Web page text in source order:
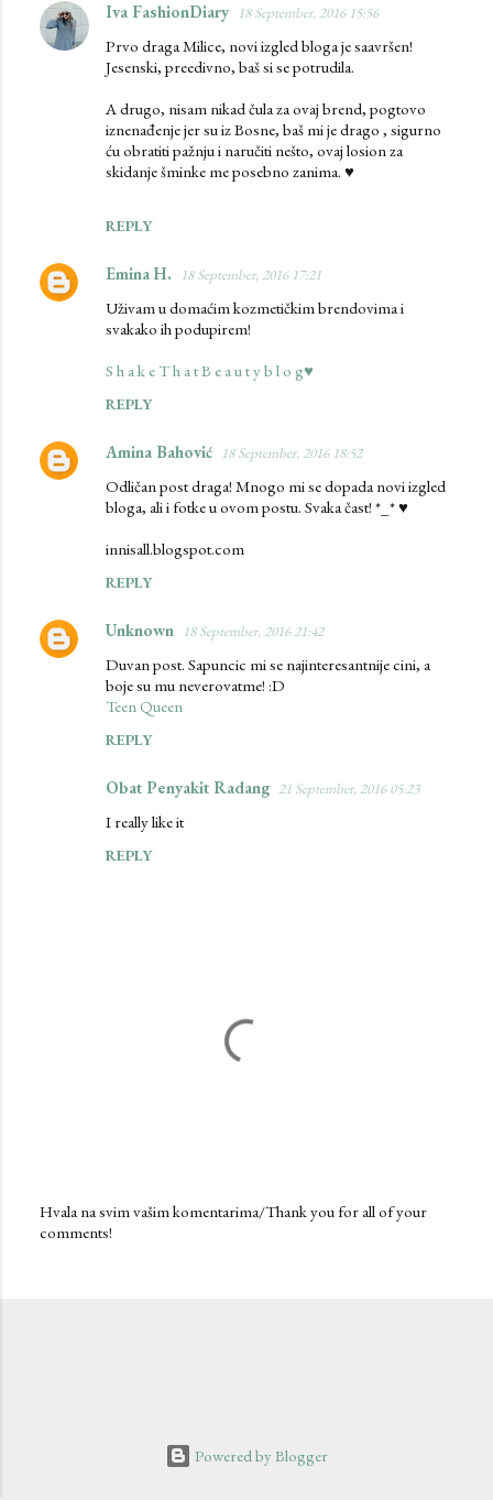
Iva FashionDiary 18 September, 2016 15:56
Prvo draga Milice, novi izgled bloga je saavršen!
Jesenski, preedivno, baš si se potrudila.
A drugo, nisam nikad čula za ovaj brend, pogtovo
iznenađenje jer su iz Bosne, baš mi je drago , sigurno
ću obratiti pažnju i naručiti nešto, ovaj losion za
skidanje šminke me posebno zanima. ♥
REPLY
Emina H. 18 September, 2016 17:21
Uživam u domaćim kozmetičkim brendovima i
svakako ih podupirem!
S h a k e T h a t B e a u t y b l o g♥
REPLY
Amina Bahović 18 September, 2016 18:52
Odličan post draga! Mnogo mi se dopada novi izgled
bloga, ali i fotke u ovom postu. Svaka čast! *_* ♥
innisall.blogspot.com
REPLY
Unknown 18 September, 2016 21:42
Duvan post. Sapuncic mi se najinteresantnije cini, a
boje su mu neverovatme! :D
Teen Queen
REPLY
Obat Penyakit Radang 21 September, 2016 05:23
I really like it
REPLY
P
Hvala na svim vašim komentarima/Thank you for all of your
comments!
Powered by Blogger